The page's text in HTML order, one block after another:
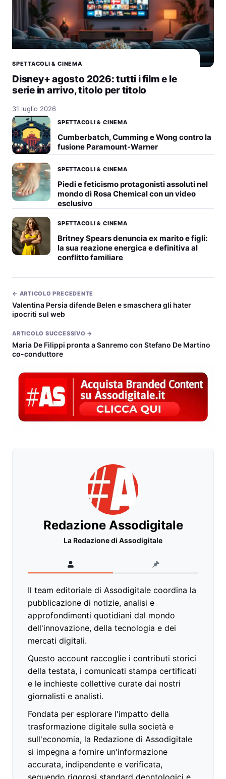
SPETTACOLI & CINEMA
Disney+ agosto 2026: tutti i film e le
serie in arrivo, titolo per titolo
31 luglio 2026
SPETTACOLI & CINEMA
Cumberbatch, Cumming e Wong contro la
fusione Paramount-Warner
SPETTACOLI & CINEMA
Piedi e feticismo protagonisti assoluti nel
mondo di Rosa Chemical con un video
esclusivo
SPETTACOLI & CINEMA
Britney Spears denuncia ex marito e figli:
la sua reazione energica e definitiva al
conflitto familiare
← ARTICOLO PRECEDENTE
Valentina Persia difende Belen e smaschera gli hater
ipocriti sul web
ARTICOLO SUCCESSIVO →
Maria De Filippi pronta a Sanremo con Stefano De Martino
co-conduttore
Redazione Assodigitale
La Redazione di Assodigitale
Il team editoriale di Assodigitale coordina la
pubblicazione di notizie, analisi e
approfondimenti quotidiani dal mondo
dell'innovazione, della tecnologia e dei
mercati digitali.
Questo account raccoglie i contributi storici
della testata, i comunicati stampa certificati
e le inchieste collettive curate dai nostri
giornalisti e analisti.
Fondata per esplorare l'impatto della
trasformazione digitale sulla società e
sull'economia, la Redazione di Assodigitale
si impegna a fornire un'informazione
accurata, indipendente e verificata,
seguendo rigorosi standard deontologici e